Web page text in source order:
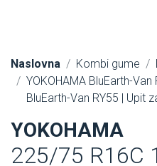
Naslovna Kombi gume
YOKOHAMA BluEarth-
BluEarth-Van RY55 | Upit
YOKOHAMA
225/75 R16C